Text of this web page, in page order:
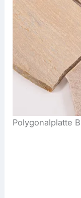
Polygonalplatte